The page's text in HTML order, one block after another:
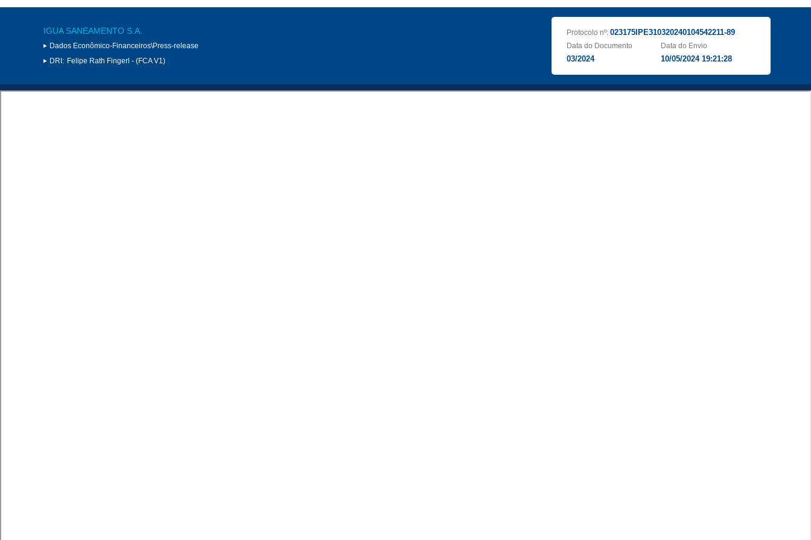
IGUA SANEAMENTO S.A.
Dados Econômico-Financeiros\Press-release
DRI: Felipe Rath Fingerl - (FCA V1)
Protocolo nº: 023175IPE310320240104542211-89
Data do Documento
03/2024
Data do Envio
10/05/2024 19:21:28